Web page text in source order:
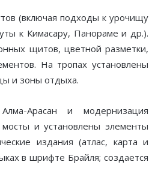
(включая подходы к урочищу
к Кимасару, Панораме и др.).
щитов, цветной разметки,
На тропах установлены
и зоны отдыха.
Арасан и модернизация
и установлены элементы
издания (атлас, карта и
в шрифте Брайля; создается